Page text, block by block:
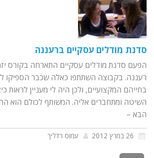
סדנת מודלים עסקיים ברעננה
הפעם סדנת מודלים עסקיים התארחה בקורס
רעננה. בקבוצה השתתפו כאלה שכבר הספיקו
בחייהם המקצועיים, ולכן היה לי מעניין
השיטה ומתחברים אליה. המשותף לכולם הוא
הבא –
עמוס רדליך